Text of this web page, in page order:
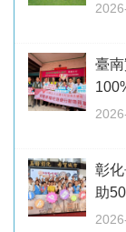
臺
彰
助